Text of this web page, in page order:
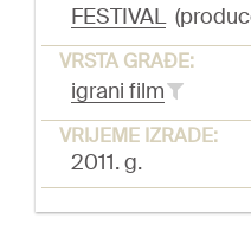
FESTIVAL
VRSTA GRAĐE:
igrani film
VRIJEME IZRADE:
2011. g.